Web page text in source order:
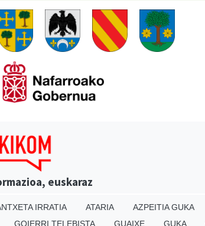
euskaraz
IRRATIA ATARIA AZPEITIA GUKA
GOIERRI TELEBISTA GUAIXE GUKA